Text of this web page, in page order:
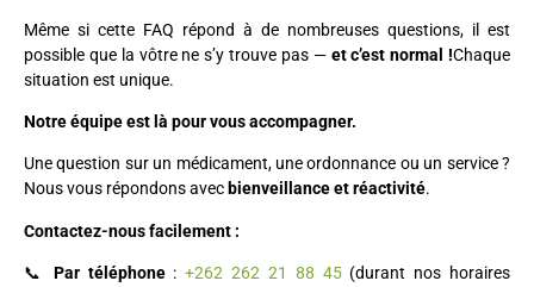
Même si cette FAQ répond à de nombreuses questions, il est
possible que la vôtre ne s’y trouve pas — et c’est normal !Chaque
situation est unique.
Notre équipe est là pour vous accompagner.
Une question sur un médicament, une ordonnance ou un service ?
Nous vous répondons avec bienveillance et réactivité.
Contactez-nous facilement :
📞 Par téléphone:+262 262 21 88 45(durant nos horaires